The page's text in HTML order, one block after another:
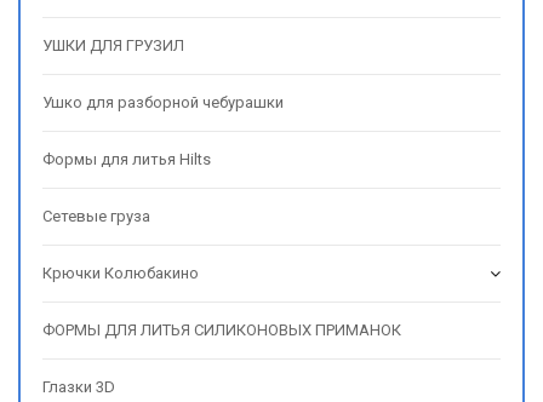
УШКИ ДЛЯ ГРУЗИЛ
Ушко для разборной чебурашки
Формы для литья Hilts
Сетевые груза
Крючки Колюбакино
ФОРМЫ ДЛЯ ЛИТЬЯ СИЛИКОНОВЫХ ПРИМАНОК
Глазки 3D